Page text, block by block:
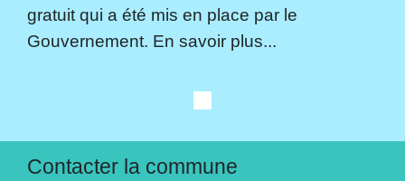
gratuit qui a été mis en place par le
Gouvernement. En savoir plus...
Contacter la commune